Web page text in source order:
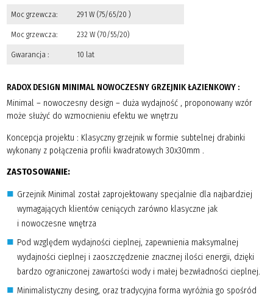
Moc grzewcza: 291 W (75/65/20 )
Moc grzewcza: 232 W (70/55/20)
Gwarancja : 10 lat
RADOX DESIGN MINIMAL NOWOCZESNY GRZEJNIK ŁAZIENKOWY :
Minimal – nowoczesny design – duża wydajność , proponowany wzór
może służyć do wzmocnieniu efektu we wnętrzu
Koncepcja projektu : Klasyczny grzejnik w formie subtelnej drabinki
wykonany z połączenia profili kwadratowych 30x30mm .
ZASTOSOWANIE:
Grzejnik Minimal został zaprojektowany specjalnie dla najbardziej
wymagających klientów ceniących zarówno klasyczne jak
i nowoczesne wnętrza
Pod względem wydajności cieplnej, zapewnienia maksymalnej
wydajności cieplnej i zaoszczędzenie znacznej ilości energii, dzięki
bardzo ograniczonej zawartości wody i małej bezwładności cieplnej.
Minimalistyczny desing, oraz tradycyjna forma wyróżnia go spośród